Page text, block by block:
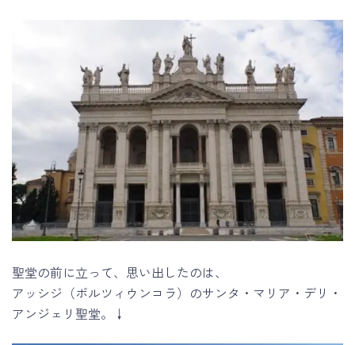
聖堂の前に立って、思い出したのは、
アッシジ（ポルツィウンコラ）のサンタ・マリア・デリ・
アンジェリ聖堂。↓